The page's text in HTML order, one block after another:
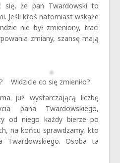
się, że pan Twardowski to
Jeśli ktoś natomiast wskaże
nie był zmieniony, traci
zmiany, szansę mają
Widzicie co się zmieniło?
już wystarczającą liczbę
pana Twardowskiego,
od niego każdy bierze po
na końcu sprawdzamy, kto
Twardowskiego. Osoba ta